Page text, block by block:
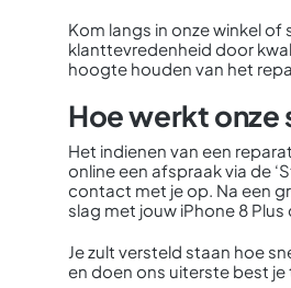
Kom langs in onze winkel
klanttevredenheid door
hoogte houden van het
Hoe werkt onze
Het indienen van een
online een afspraak via de
contact met je op. Na een
slag met jouw iPhone 8
Je zult versteld staan hoe
en doen ons uiterste best